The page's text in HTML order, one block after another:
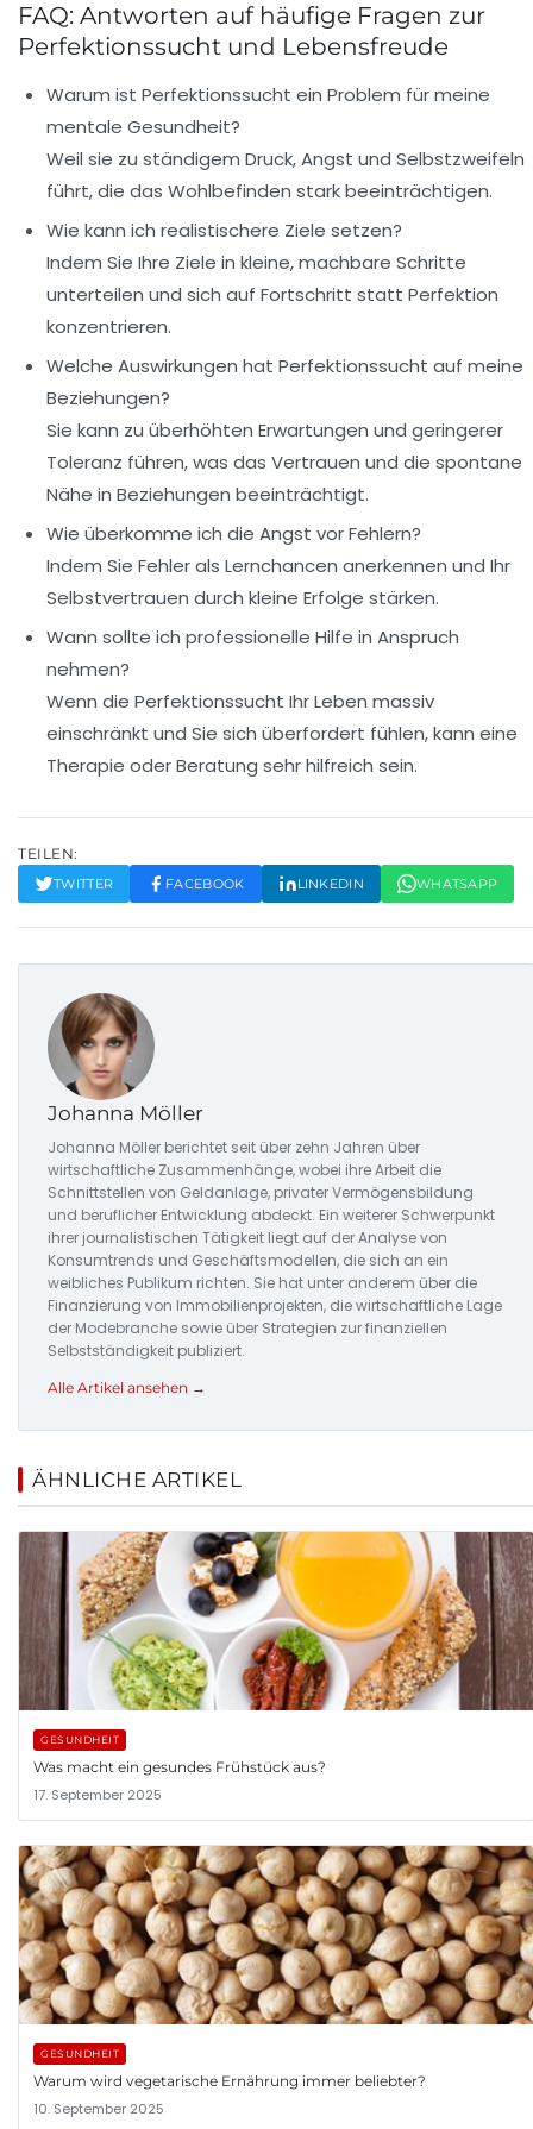
FAQ: Antworten auf häufige Fragen zur
Perfektionssucht und Lebensfreude
Warum ist Perfektionssucht ein Problem für meine
mentale Gesundheit?
Weil sie zu ständigem Druck, Angst und Selbstzweifeln
führt, die das Wohlbefinden stark beeinträchtigen.
Wie kann ich realistischere Ziele setzen?
Indem Sie Ihre Ziele in kleine, machbare Schritte
unterteilen und sich auf Fortschritt statt Perfektion
konzentrieren.
Welche Auswirkungen hat Perfektionssucht auf meine
Beziehungen?
Sie kann zu überhöhten Erwartungen und geringerer
Toleranz führen, was das Vertrauen und die spontane
Nähe in Beziehungen beeinträchtigt.
Wie überkomme ich die Angst vor Fehlern?
Indem Sie Fehler als Lernchancen anerkennen und Ihr
Selbstvertrauen durch kleine Erfolge stärken.
Wann sollte ich professionelle Hilfe in Anspruch
nehmen?
Wenn die Perfektionssucht Ihr Leben massiv
einschränkt und Sie sich überfordert fühlen, kann eine
Therapie oder Beratung sehr hilfreich sein.
TEILEN:
TWITTER FACEBOOK LINKEDIN WHATSAPP
Johanna Möller
Johanna Möller berichtet seit über zehn Jahren über
wirtschaftliche Zusammenhänge, wobei ihre Arbeit die
Schnittstellen von Geldanlage, privater Vermögensbildung
und beruflicher Entwicklung abdeckt. Ein weiterer Schwerpunkt
ihrer journalistischen Tätigkeit liegt auf der Analyse von
Konsumtrends und Geschäftsmodellen, die sich an ein
weibliches Publikum richten. Sie hat unter anderem über die
Finanzierung von Immobilienprojekten, die wirtschaftliche Lage
der Modebranche sowie über Strategien zur finanziellen
Selbstständigkeit publiziert.
Alle Artikel ansehen →
ÄHNLICHE ARTIKEL
GESUNDHEIT
Was macht ein gesundes Frühstück aus?
17. September 2025
GESUNDHEIT
Warum wird vegetarische Ernährung immer beliebter?
10. September 2025